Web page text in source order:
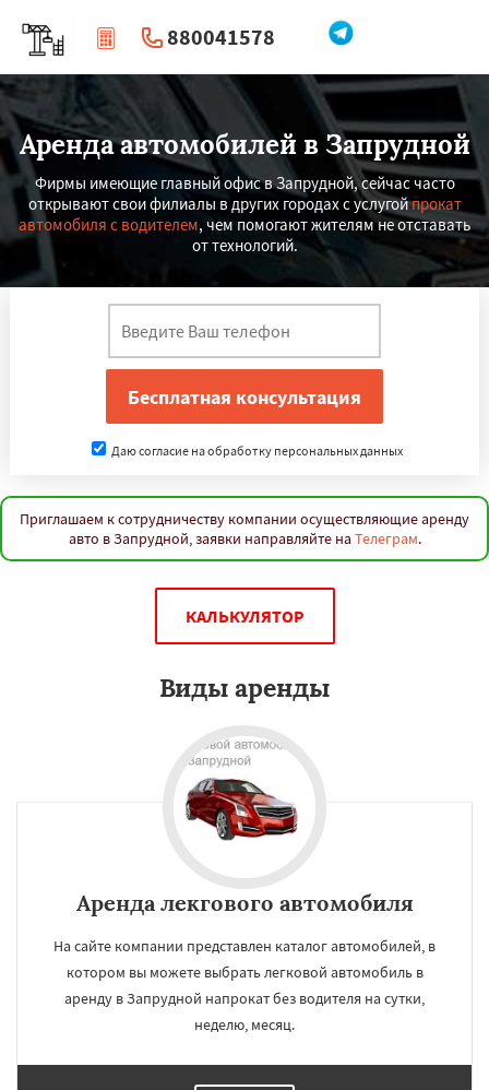
880041578
| Перезвоните мне
Аренда автомобилей в Запрудной
Фирмы имеющие главный офис в Запрудной, сейчас часто
открывают свои филиалы в других городах с услугойпрокат
автомобиля с водителем, чем помогают жителям не отставать
от технологий.
Даю согласие на обработку персональных данных
Приглашаем к сотрудничеству компании осуществляющие аренду
авто в Запрудной, заявки направляйте на Телеграм.
КАЛЬКУЛЯТОР
Виды аренды
Аренда лекгового автомобиля
На сайте компании представлен каталог автомобилей, в
котором вы можете выбрать легковой автомобиль в
аренду в Запрудной напрокат без водителя на сутки,
неделю, месяц.